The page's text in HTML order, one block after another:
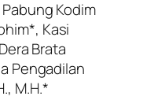
Kodim
Kasi
Brata
Pengadilan
M.H.*